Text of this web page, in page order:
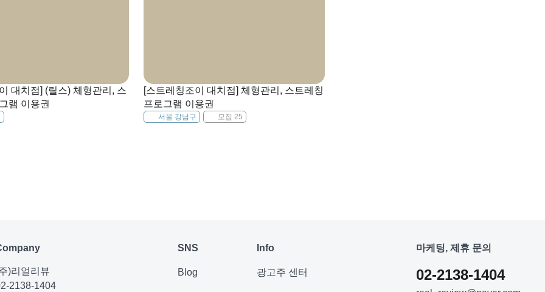
대치점] (릴스) 체형관리, 스
램 이용권
[스트레칭조이 대치점] 체형관리, 스트레칭
프로그램 이용권
서울 강남구 모집 25
)리얼리뷰
2138-1404
SNS
Blog
Info
광고주 센터
마케팅, 제휴 문의
02-2138-1404